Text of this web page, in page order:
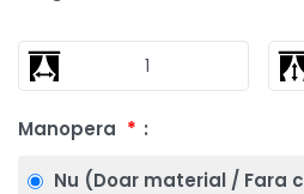
Manopera *
Nu (Doar material / Fara